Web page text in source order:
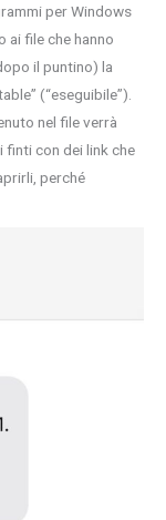
per Windows
ai file che hanno
il puntino) la
(“eseguibile”).
nel file verrà
finti con dei link che
perché